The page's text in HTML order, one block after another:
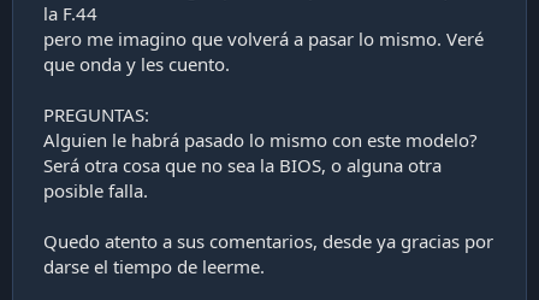
la F.44
pero me imagino que volverá a pasar lo mismo. Veré
que onda y les cuento.
PREGUNTAS:
Alguien le habrá pasado lo mismo con este modelo?
Será otra cosa que no sea la BIOS, o alguna otra
posible falla.
Quedo atento a sus comentarios, desde ya gracias por
darse el tiempo de leerme.